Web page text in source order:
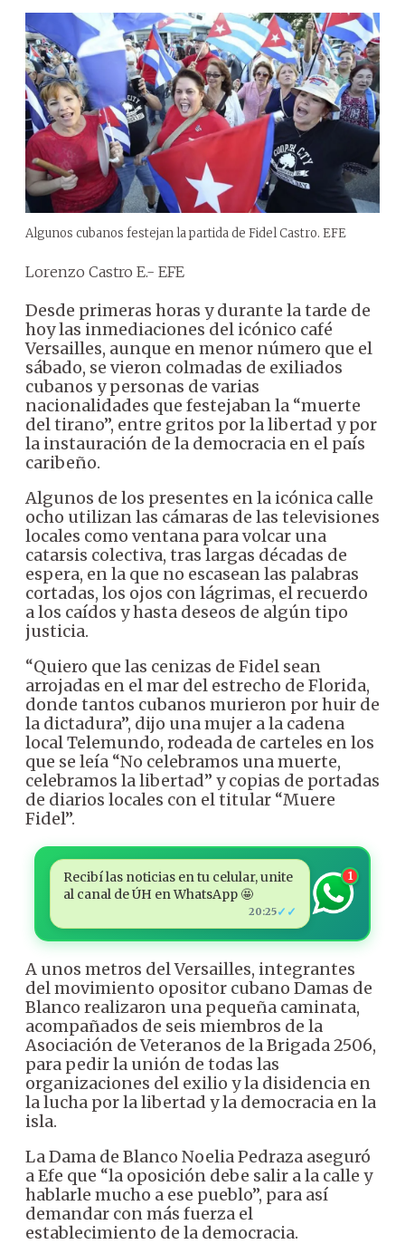
Algunos cubanos festejan la partida de Fidel Castro. EFE
Lorenzo Castro E.- EFE
Desde primeras horas y durante la tarde de
hoy las inmediaciones del icónico café
Versailles, aunque en menor número que el
sábado, se vieron colmadas de exiliados
cubanos y personas de varias
nacionalidades que festejaban la “muerte
del tirano”, entre gritos por la libertad y por
la instauración de la democracia en el país
caribeño.
Algunos de los presentes en la icónica calle
ocho utilizan las cámaras de las televisiones
locales como ventana para volcar una
catarsis colectiva, tras largas décadas de
espera, en la que no escasean las palabras
cortadas, los ojos con lágrimas, el recuerdo
a los caídos y hasta deseos de algún tipo
justicia.
“Quiero que las cenizas de Fidel sean
arrojadas en el mar del estrecho de Florida,
donde tantos cubanos murieron por huir de
la dictadura”, dijo una mujer a la cadena
local Telemundo, rodeada de carteles en los
que se leía “No celebramos una muerte,
celebramos la libertad” y copias de portadas
de diarios locales con el titular “Muere
Fidel”.
Recibí las noticias en tu celular, unite
al canal de ÚH en WhatsApp 🤩
20:25✓✓
1
A unos metros del Versailles, integrantes
del movimiento opositor cubano Damas de
Blanco realizaron una pequeña caminata,
acompañados de seis miembros de la
Asociación de Veteranos de la Brigada 2506,
para pedir la unión de todas las
organizaciones del exilio y la disidencia en
la lucha por la libertad y la democracia en la
isla.
La Dama de Blanco Noelia Pedraza aseguró
a Efe que “la oposición debe salir a la calle y
hablarle mucho a ese pueblo”, para así
demandar con más fuerza el
establecimiento de la democracia.